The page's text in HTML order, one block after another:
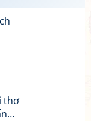
thơ